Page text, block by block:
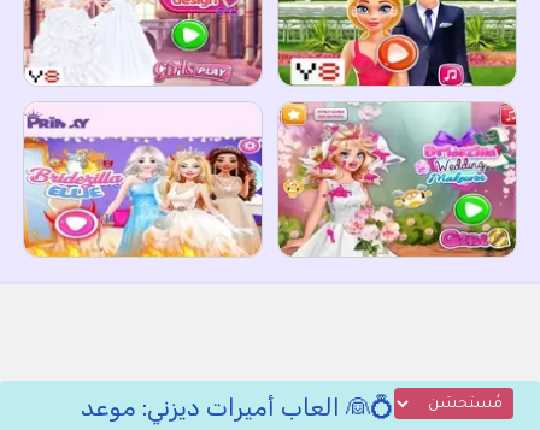
💍👰 العاب أميرات ديزني: موعد